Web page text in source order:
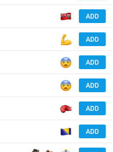
ADD
ADD
ADD
ADD
ADD
ADD